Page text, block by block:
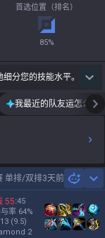
首选位置（排名）
85%
分您的技能水平。
我最近的队友运怎么样
单排/双排3天前
55:45
率 64%
(9.5)
2